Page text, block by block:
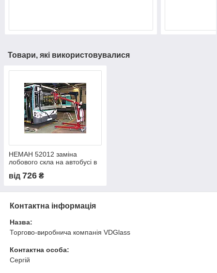
Товари, які використовувалися
НЕМАН 52012 заміна
лобового скла на автобусі в
від 726 ₴
Контактна інформація
Назва:
Торгово-виробнича компанія VDGlass
Контактна особа:
Сергій